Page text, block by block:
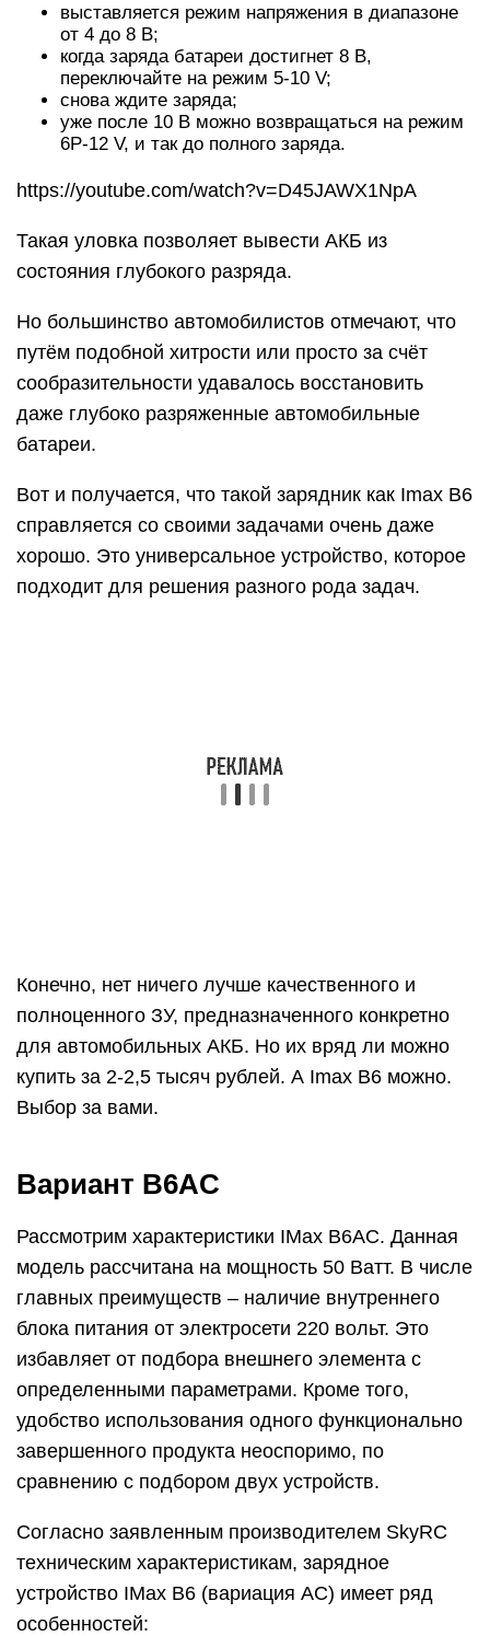
выставляется режим напряжения в диапазоне
от 4 до 8 В;
когда заряда батареи достигнет 8 В,
переключайте на режим 5-10 V;
снова ждите заряда;
уже после 10 В можно возвращаться на режим
6P-12 V, и так до полного заряда.
https://youtube.com/watch?v=D45JAWX1NpA
Такая уловка позволяет вывести АКБ из
состояния глубокого разряда.
Но большинство автомобилистов отмечают, что
путём подобной хитрости или просто за счёт
сообразительности удавалось восстановить
даже глубоко разряженные автомобильные
батареи.
Вот и получается, что такой зарядник как Imax B6
справляется со своими задачами очень даже
хорошо. Это универсальное устройство, которое
подходит для решения разного рода задач.
Конечно, нет ничего лучше качественного и
полноценного ЗУ, предназначенного конкретно
для автомобильных АКБ. Но их вряд ли можно
купить за 2-2,5 тысяч рублей. А Imax B6 можно.
Выбор за вами.
Вариант B6AC
Рассмотрим характеристики IMax B6AC. Данная
модель рассчитана на мощность 50 Ватт. В числе
главных преимуществ – наличие внутреннего
блока питания от электросети 220 вольт. Это
избавляет от подбора внешнего элемента с
определенными параметрами. Кроме того,
удобство использования одного функционально
завершенного продукта неоспоримо, по
сравнению с подбором двух устройств.
Согласно заявленным производителем SkyRC
техническим характеристикам, зарядное
устройство IMax B6 (вариация AC) имеет ряд
особенностей: